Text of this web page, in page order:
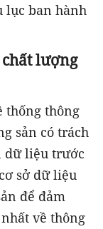
lục ban hành
lượng
thống thông
sản có trách
dữ liệu trước
sở dữ liệu
để đảm
về thông